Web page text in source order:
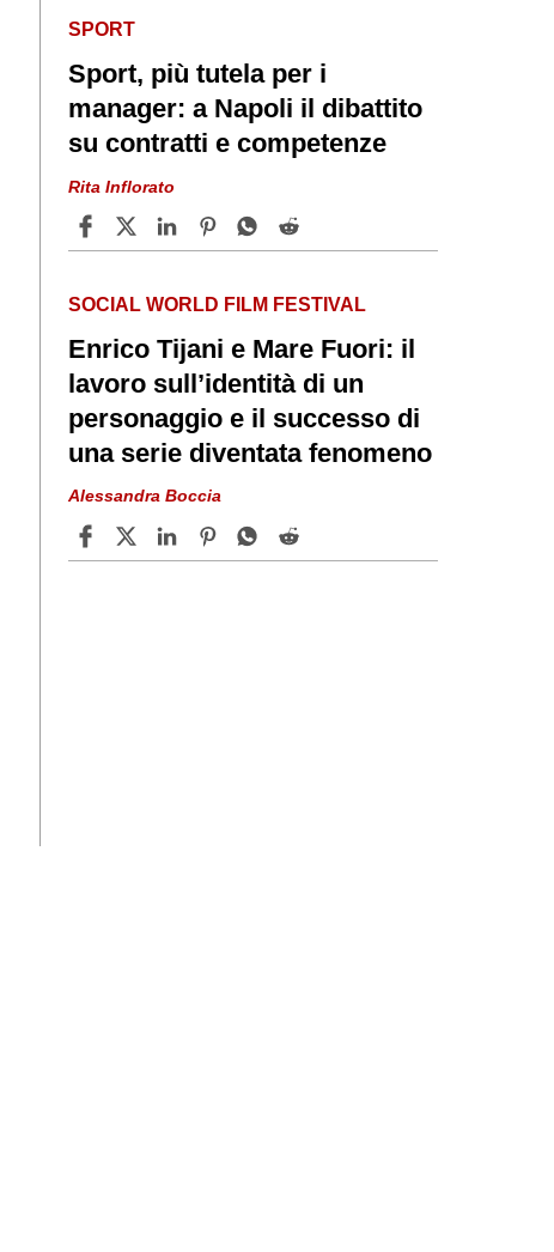
SPORT
Sport, più tutela per i
manager: a Napoli il dibattito
su contratti e competenze
Rita Inflorato
SOCIAL WORLD FILM FESTIVAL
Enrico Tijani e Mare Fuori: il
lavoro sull’identità di un
personaggio e il successo di
una serie diventata fenomeno
Alessandra Boccia